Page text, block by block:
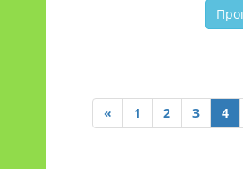
« 1 2 3 4